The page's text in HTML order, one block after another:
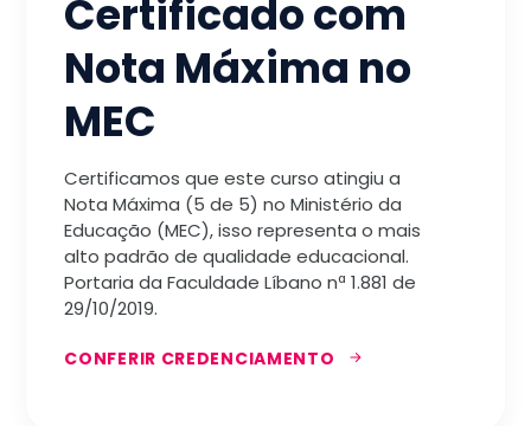
Certificado com
Nota Máxima no
MEC
Certificamos que este curso atingiu a
Nota Máxima (5 de 5) no Ministério da
Educação (MEC), isso representa o mais
alto padrão de qualidade educacional.
Portaria da Faculdade Líbano nª 1.881 de
29/10/2019.
CONFERIR CREDENCIAMENTO